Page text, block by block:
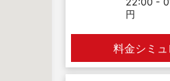
円
料金シミ